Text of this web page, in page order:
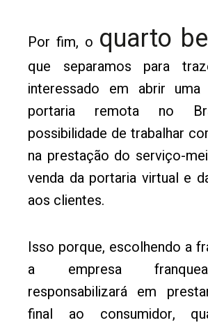
Por fim, o quarto
que separamos para
interessado em abrir uma
portaria remota no
possibilidade de trabalhar
na prestação do serviço-
venda da portaria virtual e
aos clientes.
Isso porque, escolhendo a
a empresa
responsabilizará em
final ao consumidor,